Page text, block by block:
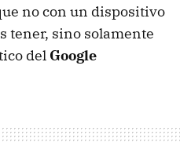
no con un dispositivo
tener, sino solamente
del Google